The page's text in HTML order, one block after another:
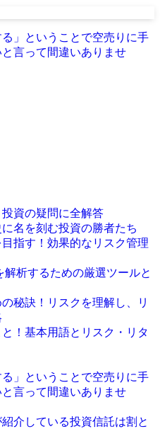
る」ということで空売りに手
言って間違いありませ
資の疑問に全解答
名を刻む投資の勝者たち
指す！効果的なリスク管理
析するための厳選ツールと
秘訣！リスクを理解し、リ
！基本用語とリスク・リタ
る」ということで空売りに手
言って間違いありませ
介している投資信託は割と